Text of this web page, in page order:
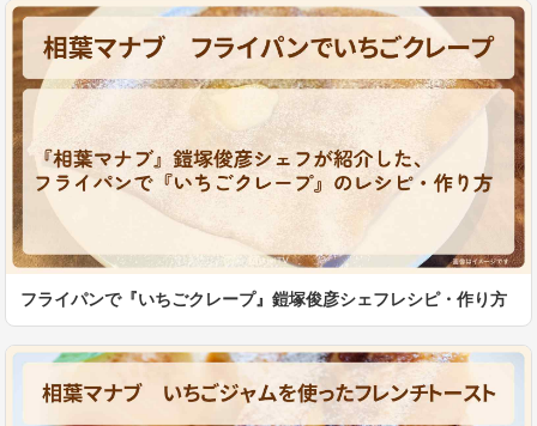
フライパンで『いちごクレープ』鎧塚俊彦シェフレシピ・作り方